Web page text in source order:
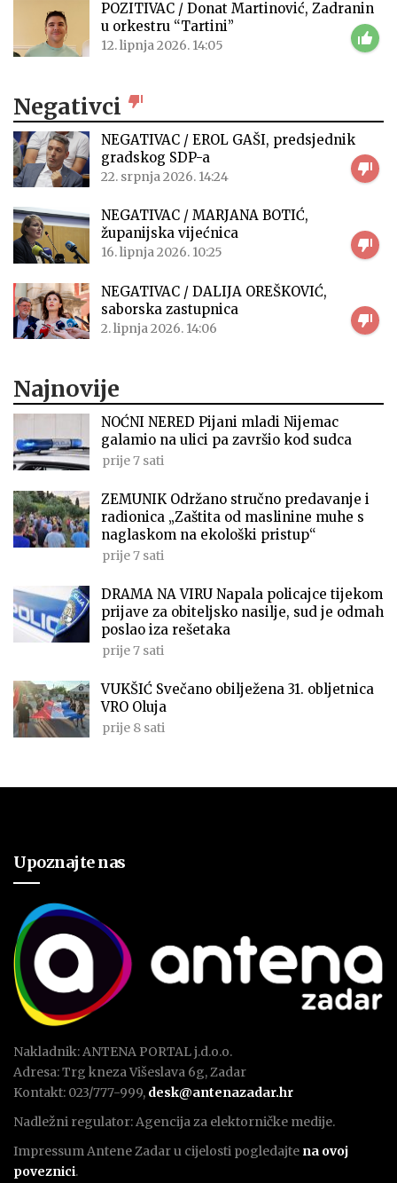
POZITIVAC / Donat Martinović, Zadranin
u orkestru “Tartini”
12. lipnja 2026. 14:05
Negativci
NEGATIVAC / EROL GAŠI, predsjednik
gradskog SDP-a
22. srpnja 2026. 14:24
NEGATIVAC / MARJANA BOTIĆ,
županijska vijećnica
16. lipnja 2026. 10:25
NEGATIVAC / DALIJA OREŠKOVIĆ,
saborska zastupnica
2. lipnja 2026. 14:06
Najnovije
NOĆNI NERED Pijani mladi Nijemac
galamio na ulici pa završio kod sudca
prije 7 sati
ZEMUNIK Održano stručno predavanje i
radionica „Zaštita od maslinine muhe s
naglaskom na ekološki pristup“
prije 7 sati
DRAMA NA VIRU Napala policajce tijekom
prijave za obiteljsko nasilje, sud je odmah
poslao iza rešetaka
prije 7 sati
VUKŠIĆ Svečano obilježena 31. obljetnica
VRO Oluja
prije 8 sati
Upoznajte nas
Nakladnik: ANTENA PORTAL j.d.o.o.
Adresa: Trg kneza Višeslava 6g, Zadar
Kontakt: 023/777-999, desk@antenazadar.hr
Nadležni regulator: Agencija za elektorničke medije.
Impressum Antene Zadar u cijelosti pogledajte na ovoj
poveznici.